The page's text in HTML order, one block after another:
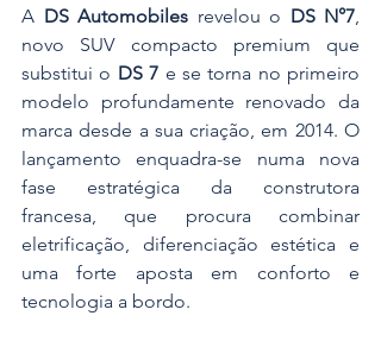
A DS Automobiles revelou o DS N°7,
novo SUV compacto premium que
substitui o DS 7 e se torna no primeiro
modelo profundamente renovado da
marca desde a sua criação, em 2014. O
lançamento enquadra-se numa nova
fase estratégica da construtora
francesa, que procura combinar
eletrificação, diferenciação estética e
uma forte aposta em conforto e
tecnologia a bordo.